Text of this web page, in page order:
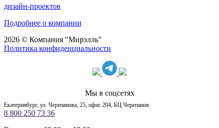
дизайн-проектов
Подробнее о компании
2026 © Компания "Мирэлль"
Политика конфиденциальности
Мы в соцсетях
Екатеринбург, ул. Черепанова, 25, офис 204, БЦ Черепанов
8 800 250 73 36